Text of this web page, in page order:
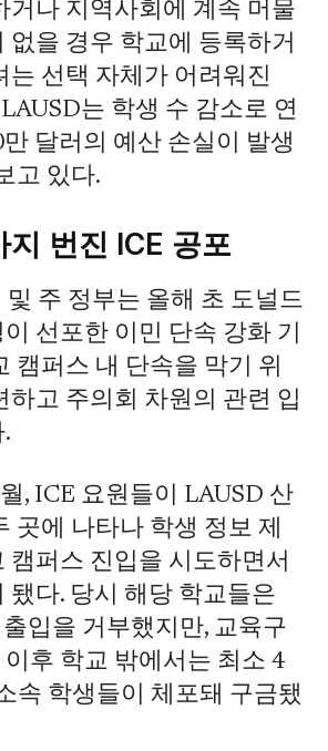
나 지역사회에 계속 머물
없을 경우 학교에 등록하거
는 선택 자체가 어려워진
는 학생 수 감소로 연
달러의 예산 손실이 발생
고 있다.
지 번진 ICE 공포
및 주 정부는 올해 초 도널드
선포한 이민 단속 강화 기
캠퍼스 내 단속을 막기 위
하고 주의회 차원의 관련 입
, ICE 요원들이 LAUSD 산
곳에 나타나 학생 정보 제
캠퍼스 진입을 시도하면서
됐다. 당시 해당 학교들은
입을 거부했지만, 교육구
후 학교 밖에서는 최소 4
속 학생들이 체포돼 구금됐